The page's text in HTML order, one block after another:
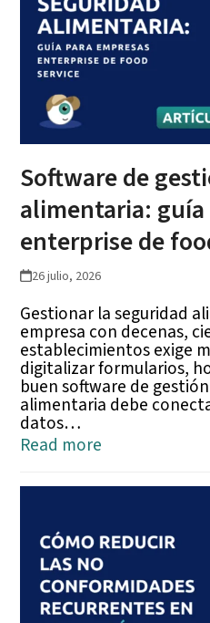
Software de
alimentaria: guía
enterprise de
26 julio, 2026
Gestionar la seguridad
empresa con decenas,
establecimientos exige
digitalizar formularios,
buen software de
alimentaria debe
datos…
Read more